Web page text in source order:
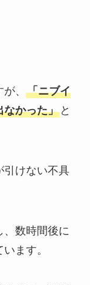
、 「ニブイ
なかった」と
引けない不具
、数時間後に
ます。